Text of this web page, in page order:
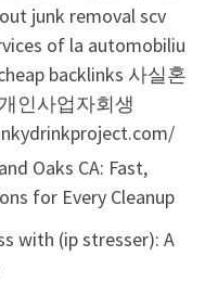
junk removal scv
of la automobiliu
backlinks 사실혼
개인사업자회생
Oaks CA: Fast,
for Every Cleanup
with (ip stresser): A